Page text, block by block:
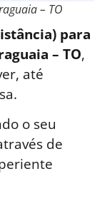
– TO
para
– TO,
até
o seu
de